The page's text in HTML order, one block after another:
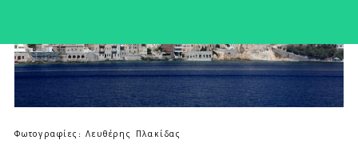
Φωτογραφίες: Λευθέρης Πλακίδας